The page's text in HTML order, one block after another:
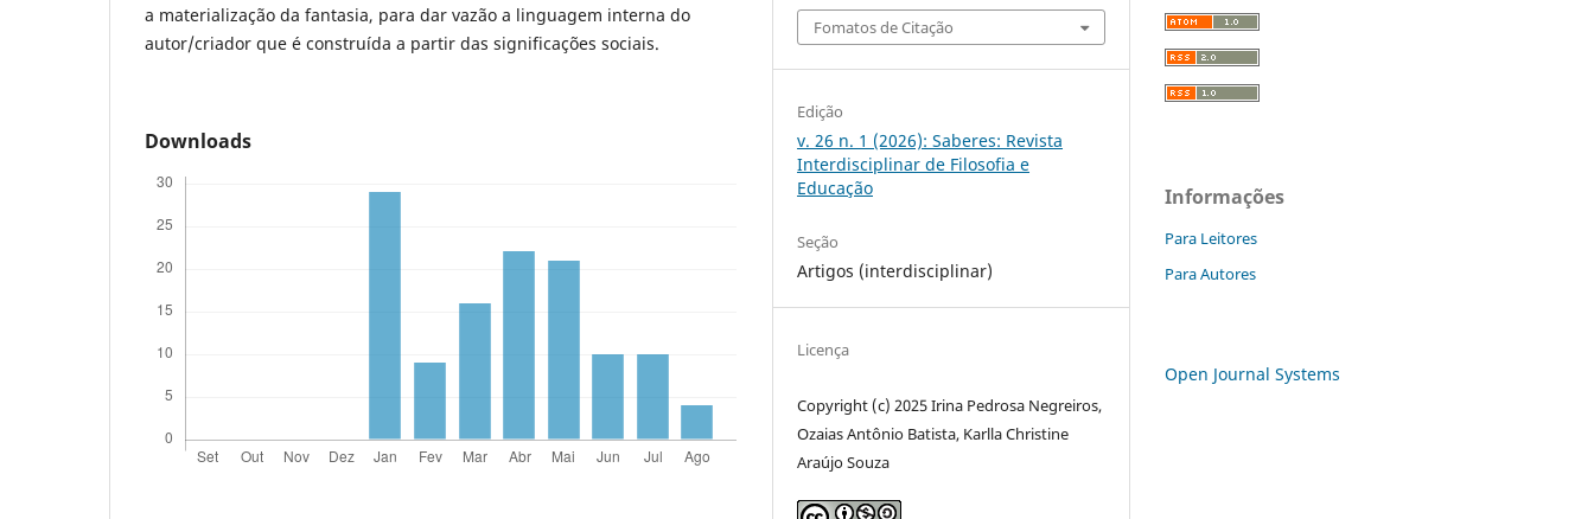
a materialização da fantasia, para dar vazão a linguagem interna do
autor/criador que é construída a partir das significações sociais.
Downloads
Fomatos de Citação
Edição
v. 26 n. 1 (2026): Saberes: Revista
Interdisciplinar de Filosofia e
Educação
Seção
Artigos (interdisciplinar)
Licença
Copyright (c) 2025 Irina Pedrosa Negreiros,
Ozaias Antônio Batista, Karlla Christine
Araújo Souza
Informações
Para Leitores
Para Autores
Open Journal Systems